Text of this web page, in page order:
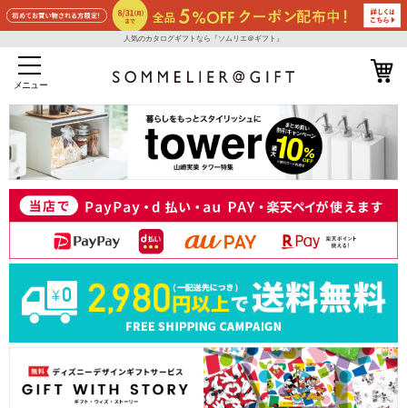
人気のカタログギフトなら『ソムリエ＠ギフト』
メニュー